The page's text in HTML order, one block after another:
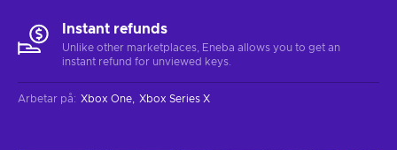
Instant refunds
Unlike other marketplaces, Eneba allows you to get an
instant refund for unviewed keys.
Arbetar på: Xbox One Xbox Series X